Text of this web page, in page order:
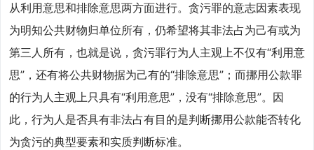
从利用意思和排除意思两方面进行。贪污罪的意志因素表现
为明知公共财物归单位所有，仍希望将其非法占为己有或为
第三人所有，也就是说，贪污罪行为人主观上不仅有“利用意
思”，还有将公共财物据为己有的“排除意思”；而挪用公款罪
的行为人主观上只具有“利用意思”，没有“排除意思”。因
此，行为人是否具有非法占有目的是判断挪用公款能否转化
为贪污的典型要素和实质判断标准。